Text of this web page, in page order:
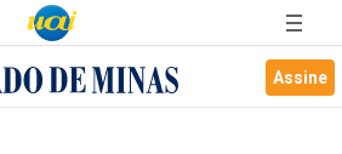
Assine